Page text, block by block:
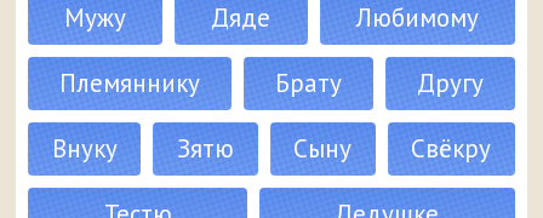
Мужу Дяде
Любимому
Племяннику
Брату
Другу
Внуку
Зятю Сыну
Свёкру